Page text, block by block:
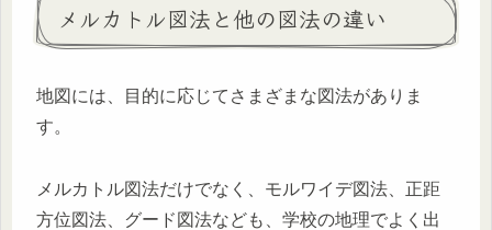
メルカトル図法と他の図法の違い
地図には、目的に応じてさまざまな図法がありま
す。
メルカトル図法だけでなく、モルワイデ図法、正距
方位図法、グード図法なども、学校の地理でよく出